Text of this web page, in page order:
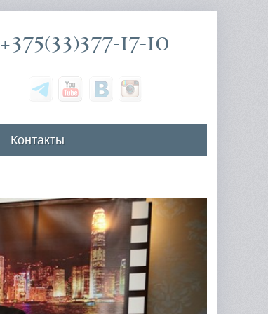
+375(33)377-17-10
Контакты